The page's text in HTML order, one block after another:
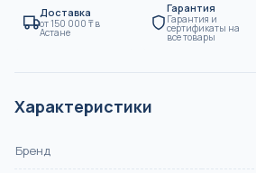
Доставка
от150 000 ₸в
Астане
Гарантия
Гарантия и
сертификаты на
все товары
Характеристики
Бренд